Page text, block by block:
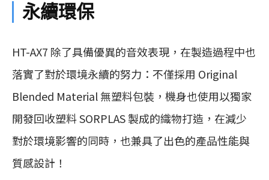
永續環保
HT-AX7 除了具備優異的音效表現，在製造過程中也
落實了對於環境永續的努力：不僅採用 Original
Blended Material 無塑料包裝，機身也使用以獨家
開發回收塑料 SORPLAS 製成的織物打造，在減少
對於環境影響的同時，也兼具了出色的產品性能與
質感設計！